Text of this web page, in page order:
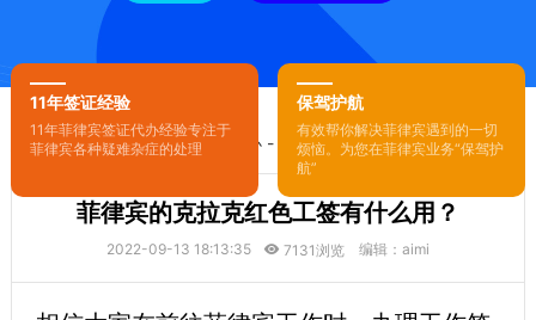
11年签证经验
11年菲律宾签证代办经验专注于
菲律宾各种疑难杂症的处理
保驾护航
有效帮你解决菲律宾遇到的一切
烦恼。为您在菲律宾业务“保驾护
航”
您的位置：首页-菲律宾签证代办- 正文
菲律宾的克拉克红色工签有什么用？
2022-09-13 18:13:35 7131浏览 编辑：aimi